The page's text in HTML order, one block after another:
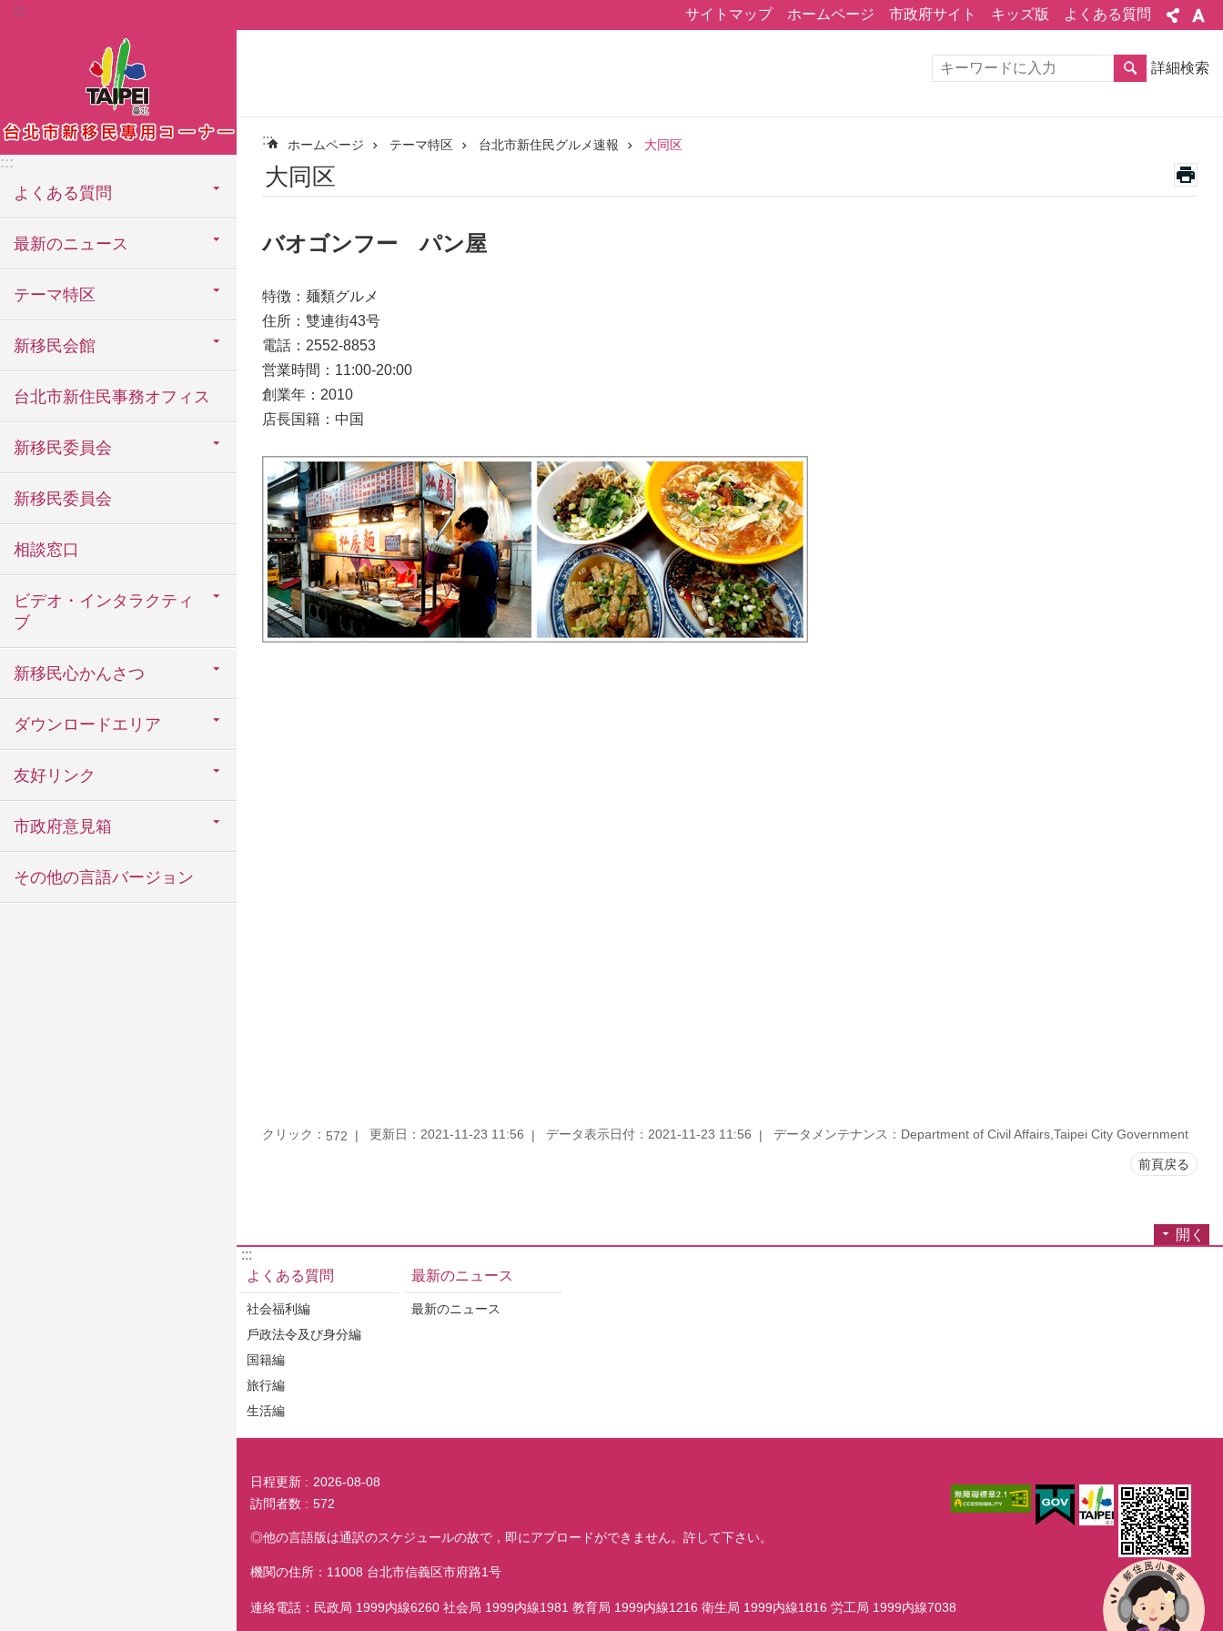
メインコンテンツブロックにスキップ
::: サイトマップ ホームページ 市政府サイト キッズ版 よくある質問
:::
よくある質問
最新のニュース
テーマ特区
新移民会館
台北市新住民事務オフィス
新移民委員会
新移民委員会
相談窓口
ビデオ・インタラクティ
ブ
新移民心かんさつ
ダウンロードエリア
友好リンク
市政府意見箱
その他の言語バージョン
詳細検索
::: ホームページ テーマ特区 台北市新住民グルメ速報 大同区
大同区
バオゴンフー パン屋
特徴：麺類グルメ
住所：雙連街43号
電話：2552-8853
営業時間：11:00-20:00
創業年：2010
店長国籍：中国
クリック： 572 更新日：2021-11-23 11:56 データ表示日付：2021-11-23 11:56 データメンテナンス：Department of Civil Affairs,Taipei City Government
前頁戻る
開く
:::
よくある質問
社会福利編
戶政法令及び身分編
国籍編
旅行編
生活編
最新のニュース
最新のニュース
日程更新
2026-08-08
訪問者数
572
◎他の言語版は通訳のスケジュールの故で，即にアプロードができません。許して下さい。
機関の住所：11008 台北市信義区市府路1号
連絡電話：民政局 1999内線6260 社会局 1999内線1981 教育局 1999内線1216 衛生局 1999内線1816 労工局 1999内線7038